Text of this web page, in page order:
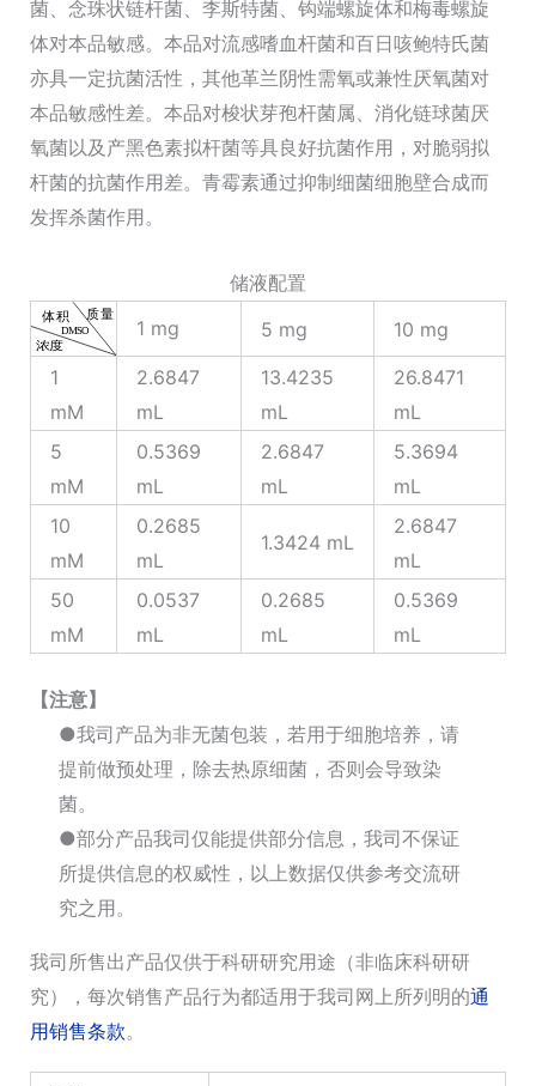
菌、念珠状链杆菌、李斯特菌、钩端螺旋体和梅毒螺旋
体对本品敏感。本品对流感嗜血杆菌和百日咳鲍特氏菌
亦具一定抗菌活性，其他革兰阴性需氧或兼性厌氧菌对
本品敏感性差。本品对梭状芽孢杆菌属、消化链球菌厌
氧菌以及产黑色素拟杆菌等具良好抗菌作用，对脆弱拟
杆菌的抗菌作用差。青霉素通过抑制细菌细胞壁合成而
发挥杀菌作用。
储液配置
1 mg
5 mg
10 mg
1
mM
2.6847
mL
13.4235
mL
26.8471
mL
5
mM
0.5369
mL
2.6847
mL
5.3694
mL
10
mM
0.2685
mL
1.3424 mL
2.6847
mL
50
mM
0.0537
mL
0.2685
mL
0.5369
mL
【注意】
●我司产品为非无菌包装，若用于细胞培养，请
提前做预处理，除去热原细菌，否则会导致染
菌。
●部分产品我司仅能提供部分信息，我司不保证
所提供信息的权威性，以上数据仅供参考交流研
究之用。
我司所售出产品仅供于科研研究用途（非临床科研研
究），每次销售产品行为都适用于我司网上所列明的通
用销售条款。